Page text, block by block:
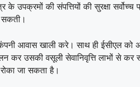
उपक्रमों की संपत्तियों की सुरक्षा सर्वोच्च
सकती।
आवास खाली करे। साथ ही ईसीएल को
कर उसकी वसूली सेवानिवृत्ति लाभों से कर
जा सकता है।